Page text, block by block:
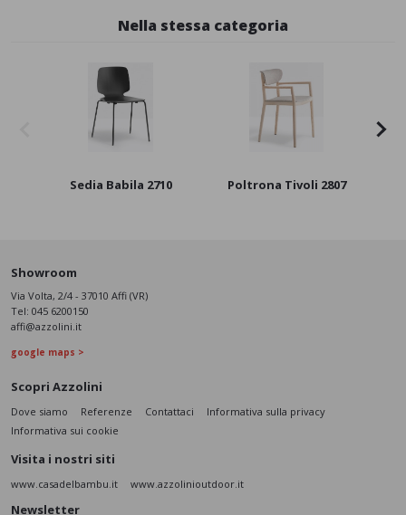
Nella stessa categoria
Sedia Babila 2710 Poltrona Tivoli 2807
Showroom
Via Volta, 2/4 - 37010 Affi (VR)
Tel: 045 6200150
affi@azzolini.it
google maps >
Scopri Azzolini
Dove siamo Referenze Contattaci
Informativa sulla privacy
Informativa sui cookie
Visita i nostri siti
www.casadelbambu.it www.azzolinioutdoor.it
Newsletter